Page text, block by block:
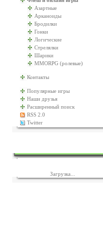
Азартные
Арканоиды
Бродилки
Гонки
Логические
Стрелялки
Шарики
MMORPG (ролевые)
Контакты
Популярные игры
Наши друзья
Расширенный поиск
RSS 2.0
Twitter
Загрузка...